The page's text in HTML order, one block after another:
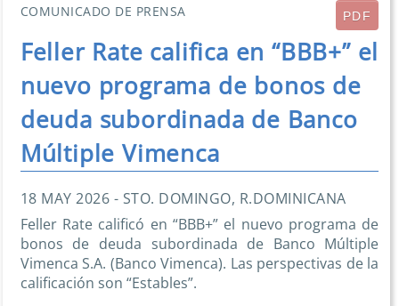
COMUNICADO DE PRENSA PDF
Feller Rate califica en “BBB+” el
nuevo programa de bonos de
deuda subordinada de Banco
Múltiple Vimenca
18 MAY 2026 - STO. DOMINGO, R.DOMINICANA
Feller Rate calificó en “BBB+” el nuevo programa de
bonos de deuda subordinada de Banco Múltiple
Vimenca S.A. (Banco Vimenca). Las perspectivas de la
calificación son “Estables”.